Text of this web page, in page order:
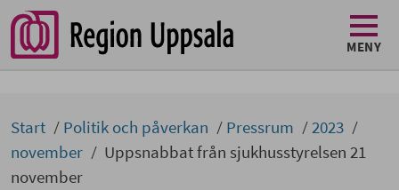
MENY
Start Politik och påverkan Pressrum
2023
november
Uppsnabbat från sjukhusstyrelsen 21
november